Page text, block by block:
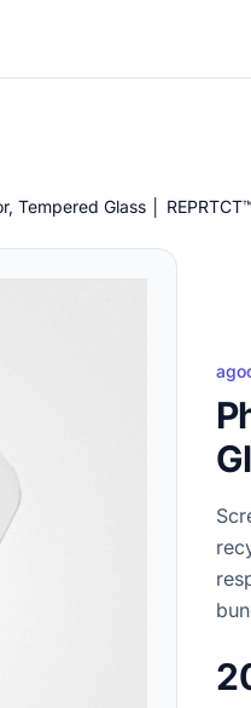
Tempered Glass │